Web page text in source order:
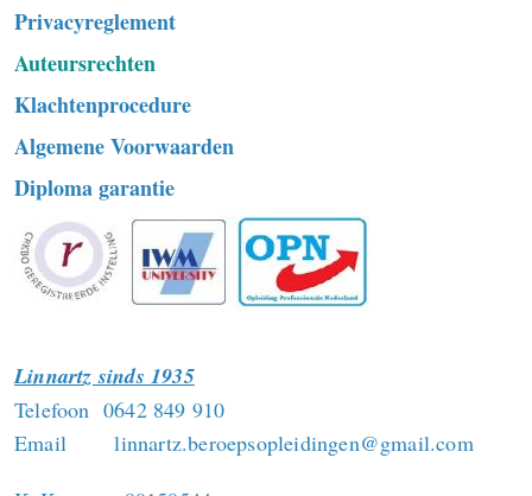
Privacyreglement
Auteursrechten
Klachtenprocedure
Algemene Voorwaarden
Diploma garantie
Linnartz sinds 1935
Telefoon 0642 849 910
Email linnartz.beroepsopleidingen@gmail.com